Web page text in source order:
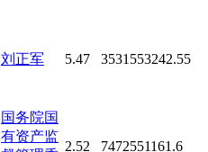
刘正军 5.47 3531553242.55
国务院国
有资产监
2.52 7472551161.6